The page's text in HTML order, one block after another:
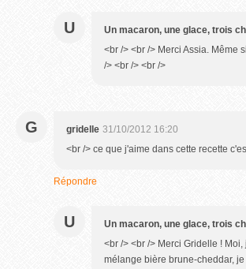
U Un macaron, une glace, trois
<br /> <br /> Merci Assia. Même
/> <br /> <br />
G gridelle 31/10/2012 16:20
<br /> ce que j'aime dans cette recette
Répondre
U Un macaron, une glace, trois
<br /> <br /> Merci Gridelle !
mélange bière brune-cheddar,